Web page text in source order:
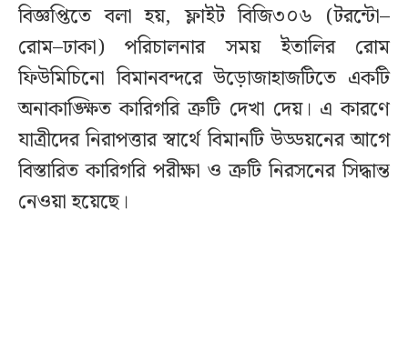
বিজ্ঞপ্তিতে বলা হয়, ফ্লাইট বিজি৩০৬ (টরন্টো–
রোম–ঢাকা) পরিচালনার সময় ইতালির রোম
ফিউমিচিনো বিমানবন্দরে উড়োজাহাজটিতে একটি
অনাকাঙ্ক্ষিত কারিগরি ত্রুটি দেখা দেয়। এ কারণে
যাত্রীদের নিরাপত্তার স্বার্থে বিমানটি উড্ডয়নের আগে
বিস্তারিত কারিগরি পরীক্ষা ও ত্রুটি নিরসনের সিদ্ধান্ত
নেওয়া হয়েছে।